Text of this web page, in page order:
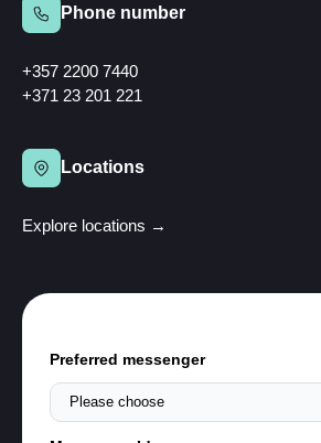
Phone number
+357 2200 7440
+371 23 201 221
Locations
Explore locations →
Preferred messenger